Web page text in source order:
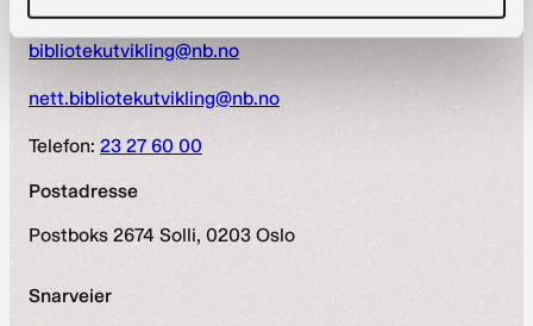
bibliotekutvikling@nb.no
nett.bibliotekutvikling@nb.no
Telefon: 23 27 60 00
Postadresse
Postboks 2674 Solli, 0203 Oslo
Snarveier